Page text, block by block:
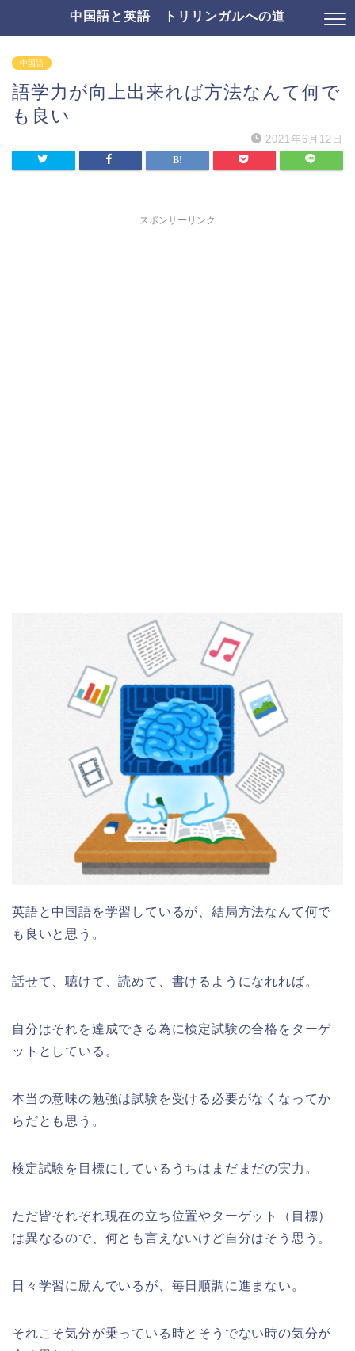
中国語と英語 トリリンガルへの道
中国語
語学力が向上出来れば方法なんて何で
も良い
2021年6月12日
スポンサーリンク
英語と中国語を学習しているが、結局方法なんて何で
も良いと思う。
話せて、聴けて、読めて、書けるようになれれば。
自分はそれを達成できる為に検定試験の合格をターゲ
ットとしている。
本当の意味の勉強は試験を受ける必要がなくなってか
らだとも思う。
検定試験を目標にしているうちはまだまだの実力。
ただ皆それぞれ現在の立ち位置やターゲット（目標）
は異なるので、何とも言えないけど自分はそう思う。
日々学習に励んでいるが、毎日順調に進まない。
それこそ気分が乗っている時とそうでない時の気分が